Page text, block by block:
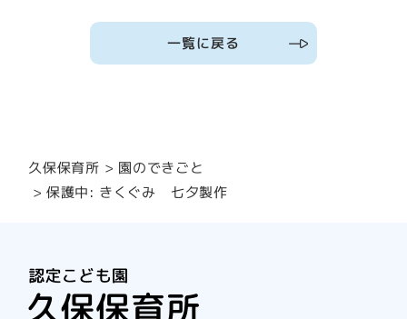
一覧に戻る
久保保育所 園のできごと
保護中: きくぐみ 七夕製作